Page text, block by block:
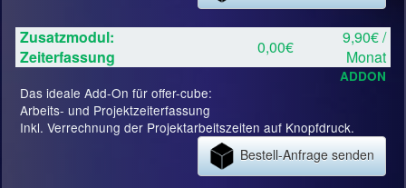
Zusatzmodul:
Zeiterfassung
0,00€
9,90€ /
Monat
ADDON
Das ideale Add-On für offer-cube:
Arbeits- und Projektzeiterfassung
Inkl. Verrechnung der Projektarbeitszeiten auf Knopfdruck.
Bestell-Anfrage senden